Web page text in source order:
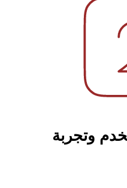
وتجربة